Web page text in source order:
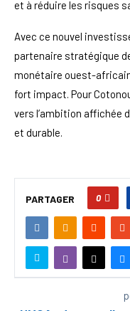
et à réduire les risques
Avec ce nouvel
partenaire stratégique
monétaire ouest-
fort impact. Pour
vers l’ambition affichée
et durable.
PARTAGER 0